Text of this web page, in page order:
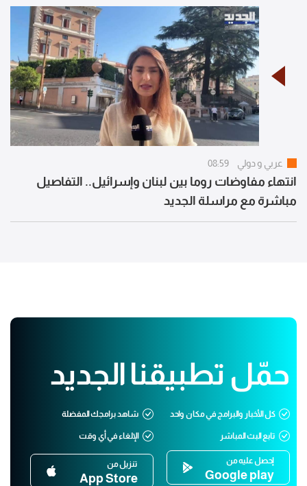
عربي و دولي 08:59
انتهاء مفاوضات روما بين لبنان وإسرائيل.. التفاصيل
مباشرة مع مراسلة الجديد
حمّل تطبيقنا الجديد
كل الأخبار والبرامج في مكان واحد شاهد برامجك المفضلة
تابع البث المباشر الإلغاء في أي وقت
إحصل عليه من
Google play
تنزيل من
App Store